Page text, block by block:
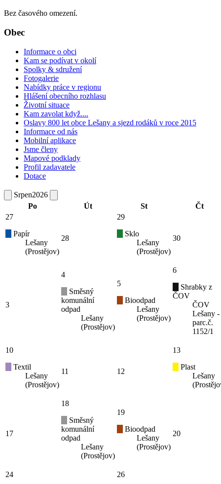
Bez časového omezení.
Obec
Informace o obci
Kam se podívat v okolí
Spolky & sdružení
Fotogalerie
Nabídky práce v regionu
Hlášení obecního rozhlasu
Životní situace
Kam zavolat když....
Oslavy 800 let obce Lešany a sjezd rodáků v roce 2015
Informace od nás
Mobilní aplikace
Jsme členy
Mapové podklady
Profil zadavatele
Dotace
Srpen2026
Po
Út St
Čt
27
Papír
Lešany
(Prostějov)
28
29
Sklo
Lešany
(Prostějov)
30
3
4
Směsný
komunální
odpad
Lešany
(Prostějov)
5
Bioodpad
Lešany
(Prostějov)
6
Shrabky z
ČOV
ČOV
Lešany -
parc.č.
1152/1
10
Textil
Lešany
(Prostějov)
11 12
13
Plast
Lešany
17
18
Směsný
komunální
odpad
Lešany
(Prostějov)
19
Bioodpad
Lešany
(Prostějov)
20
24 26